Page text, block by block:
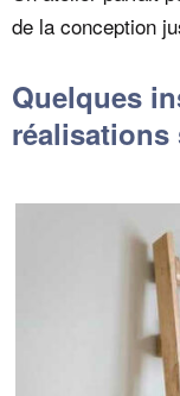
de la conception
Quelques
réalisations